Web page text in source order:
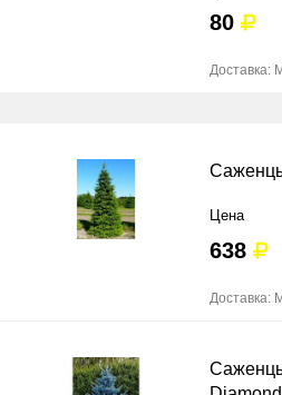
80
Доставка:
Цена
638
Доставка: